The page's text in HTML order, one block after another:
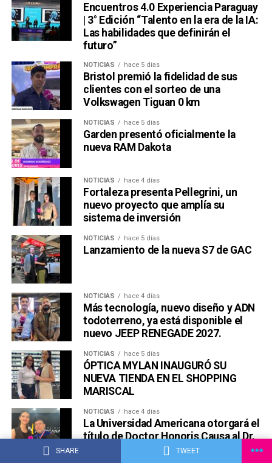
SHARE TWEET
Encuentros 4.0 Experiencia Paraguay
| 3° Edición “Talento en la era de la IA:
Las habilidades que definirán el
futuro”
NOTICIAS hace 5 días
Bristol premió la fidelidad de sus
clientes con el sorteo de una
Volkswagen Tiguan 0 km
NOTICIAS hace 5 días
Garden presentó oficialmente la
nueva RAM Dakota
NOTICIAS hace 4 días
Fortaleza presenta Pellegrini, un
nuevo proyecto que amplía su
sistema de inversión
NOTICIAS hace 5 días
Lanzamiento de la nueva S7 de GAC
NOTICIAS hace 4 días
Más tecnología, nuevo diseño y ADN
todoterreno, ya está disponible el
nuevo JEEP RENEGADE 2027.
NOTICIAS hace 5 días
ÓPTICA MYLAN INAUGURÓ SU
NUEVA TIENDA EN EL SHOPPING
MARISCAL
NOTICIAS hace 4 días
La Universidad Americana otorgará el
título de Doctor Honoris Causa al Dr.